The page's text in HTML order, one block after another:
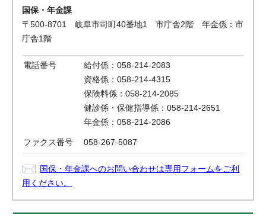
国保・年金課
〒500-8701 岐阜市司町40番地1 市庁舎2階 年金係：市
庁舎1階
電話番号
給付係：058-214-2083
資格係：058-214-4315
保険料係：058-214-2085
健診係・保健指導係：058-214-2651
年金係：058-214-2086
ファクス番号 058-267-5087
国保・年金課へのお問い合わせは専用フォームをご利
用ください。